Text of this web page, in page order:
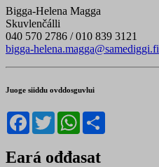
Bigga-Helena Magga
Skuvlenčálli
040 570 2786 / 010 839 3121
bigga-helena.magga@samediggi.fi
Juoge siiddu ovddosguvlui
Facebook
TwitterWhatsApp
Eará ođđasat